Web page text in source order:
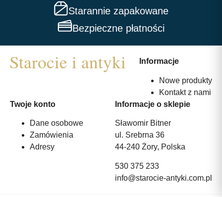
Starannie zapakowane
Bezpieczne płatności
Informacje
Nowe produkty
Kontakt z nami
Twoje konto
Dane osobowe
Zamówienia
Adresy
Informacje o sklepie
Sławomir Bitner
ul. Srebrna 36
44-240 Żory, Polska
530 375 233
info@starocie-antyki.com.pl